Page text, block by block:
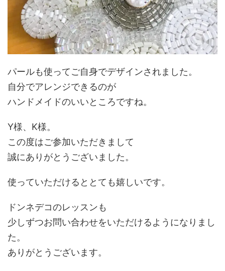
パールも使ってご自身でデザインされました。
自分でアレンジできるのが
ハンドメイドのいいところですね。
Y様、K様。
この度はご参加いただきまして
誠にありがとうございました。
使っていただけるととても嬉しいです。
ドンネデコのレッスンも
少しずつお問い合わせをいただけるようになりまし
た。
ありがとうございます。